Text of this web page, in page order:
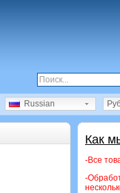
Russian
Как
-Все
-